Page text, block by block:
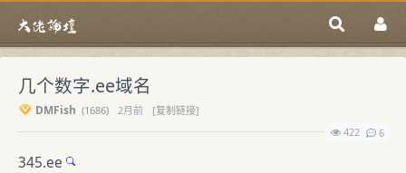
几个数字.ee域名
DMFish (1686) 2月前
[复制链接]
422
6
345.ee